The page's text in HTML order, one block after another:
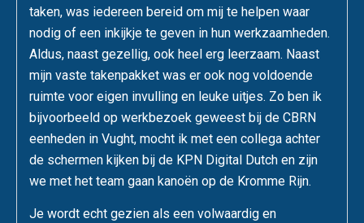
taken, was iedereen bereid om mij te helpen waar
nodig of een inkijkje te geven in hun werkzaamheden.
Aldus, naast gezellig, ook heel erg leerzaam. Naast
mijn vaste takenpakket was er ook nog voldoende
ruimte voor eigen invulling en leuke uitjes. Zo ben ik
bijvoorbeeld op werkbezoek geweest bij de CBRN
eenheden in Vught, mocht ik met een collega achter
de schermen kijken bij de KPN Digital Dutch en zijn
we met het team gaan kanoën op de Kromme Rijn.
Je wordt echt gezien als een volwaardig en